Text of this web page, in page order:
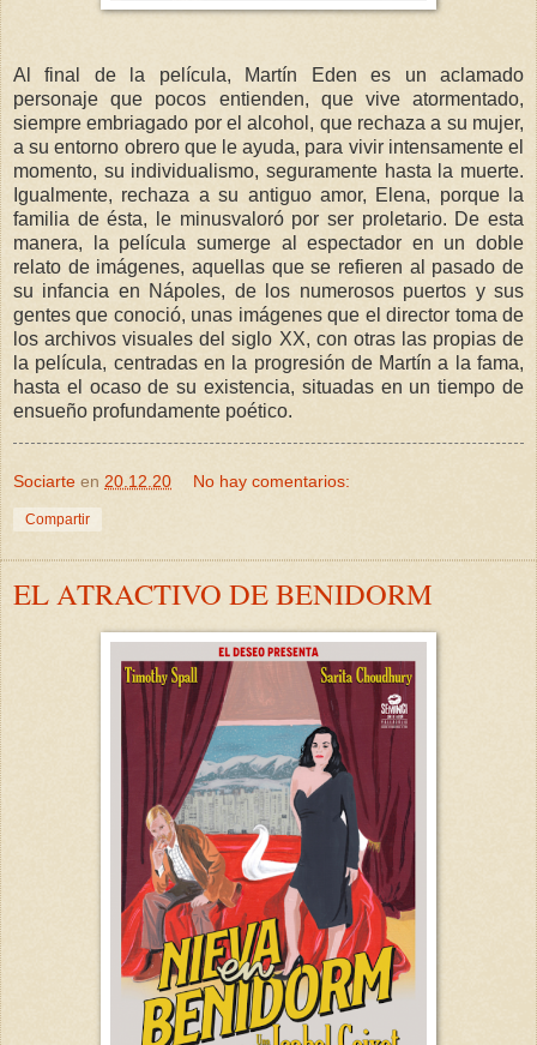
Al final de la película, Martín Eden es un aclamado
personaje que pocos entienden, que vive atormentado,
siempre embriagado por el alcohol, que rechaza a su mujer,
a su entorno obrero que le ayuda, para vivir intensamente el
momento, su individualismo, seguramente hasta la muerte.
Igualmente, rechaza a su antiguo amor, Elena, porque la
familia de ésta, le minusvaloró por ser proletario. De esta
manera, la película sumerge al espectador en un doble
relato de imágenes, aquellas que se refieren al pasado de
su infancia en Nápoles, de los numerosos puertos y sus
gentes que conoció, unas imágenes que el director toma de
los archivos visuales del siglo XX, con otras las propias de
la película, centradas en la progresión de Martín a la fama,
hasta el ocaso de su existencia, situadas en un tiempo de
ensueño profundamente poético.
Sociarte en 20.12.20 No hay comentarios:
Compartir
EL ATRACTIVO DE BENIDORM